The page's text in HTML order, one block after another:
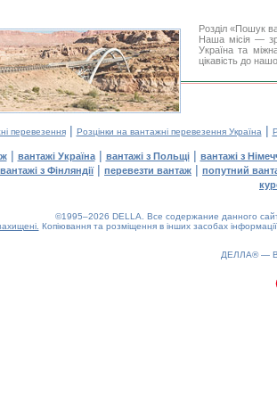
Розділ «Пошук
Наша місія —
Україна та
цікавість до
перевезення| Розцінки на вантажні перевезення Україна |
| вантажі Україна| вантажі з Польщі| вантажі з
вантажі з Фінляндії| перевезти вантаж | попутний
©1995–2026 DELLA. Все содержание данного
Копіювання та розміщення в інших засобах
ДЕЛЛА® —